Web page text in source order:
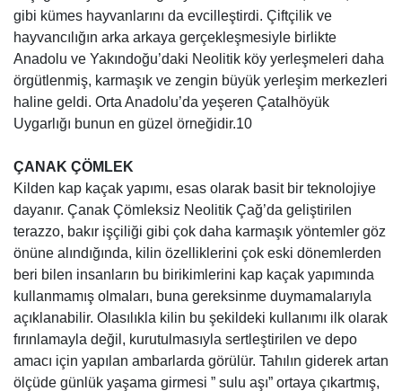
gibi kümes hayvanlarını da evcilleştirdi. Çiftçilik ve
hayvancılığın arka arkaya gerçekleşmesiyle birlikte
Anadolu ve Yakındoğu’daki Neolitik köy yerleşmeleri daha
örgütlenmiş, karmaşık ve zengin büyük yerleşim merkezleri
haline geldi. Orta Anadolu’da yeşeren Çatalhöyük
Uygarlığı bunun en güzel örneğidir.10
ÇANAK ÇÖMLEK
Kilden kap kaçak yapımı, esas olarak basit bir teknolojiye
dayanır. Çanak Çömleksiz Neolitik Çağ’da geliştirilen
terazzo, bakır işçiliği gibi çok daha karmaşık yöntemler göz
önüne alındığında, kilin özelliklerini çok eski dönemlerden
beri bilen insanların bu birikimlerini kap kaçak yapımında
kullanmamış olmaları, buna gereksinme duymamalarıyla
açıklanabilir. Olasılıkla kilin bu şekildeki kullanımı ilk olarak
fırınlamayla değil, kurutulmasıyla sertleştirilen ve depo
amacı için yapılan ambarlarda görülür. Tahılın giderek artan
ölçüde günlük yaşama girmesi ” sulu aşı” ortaya çıkartmış,